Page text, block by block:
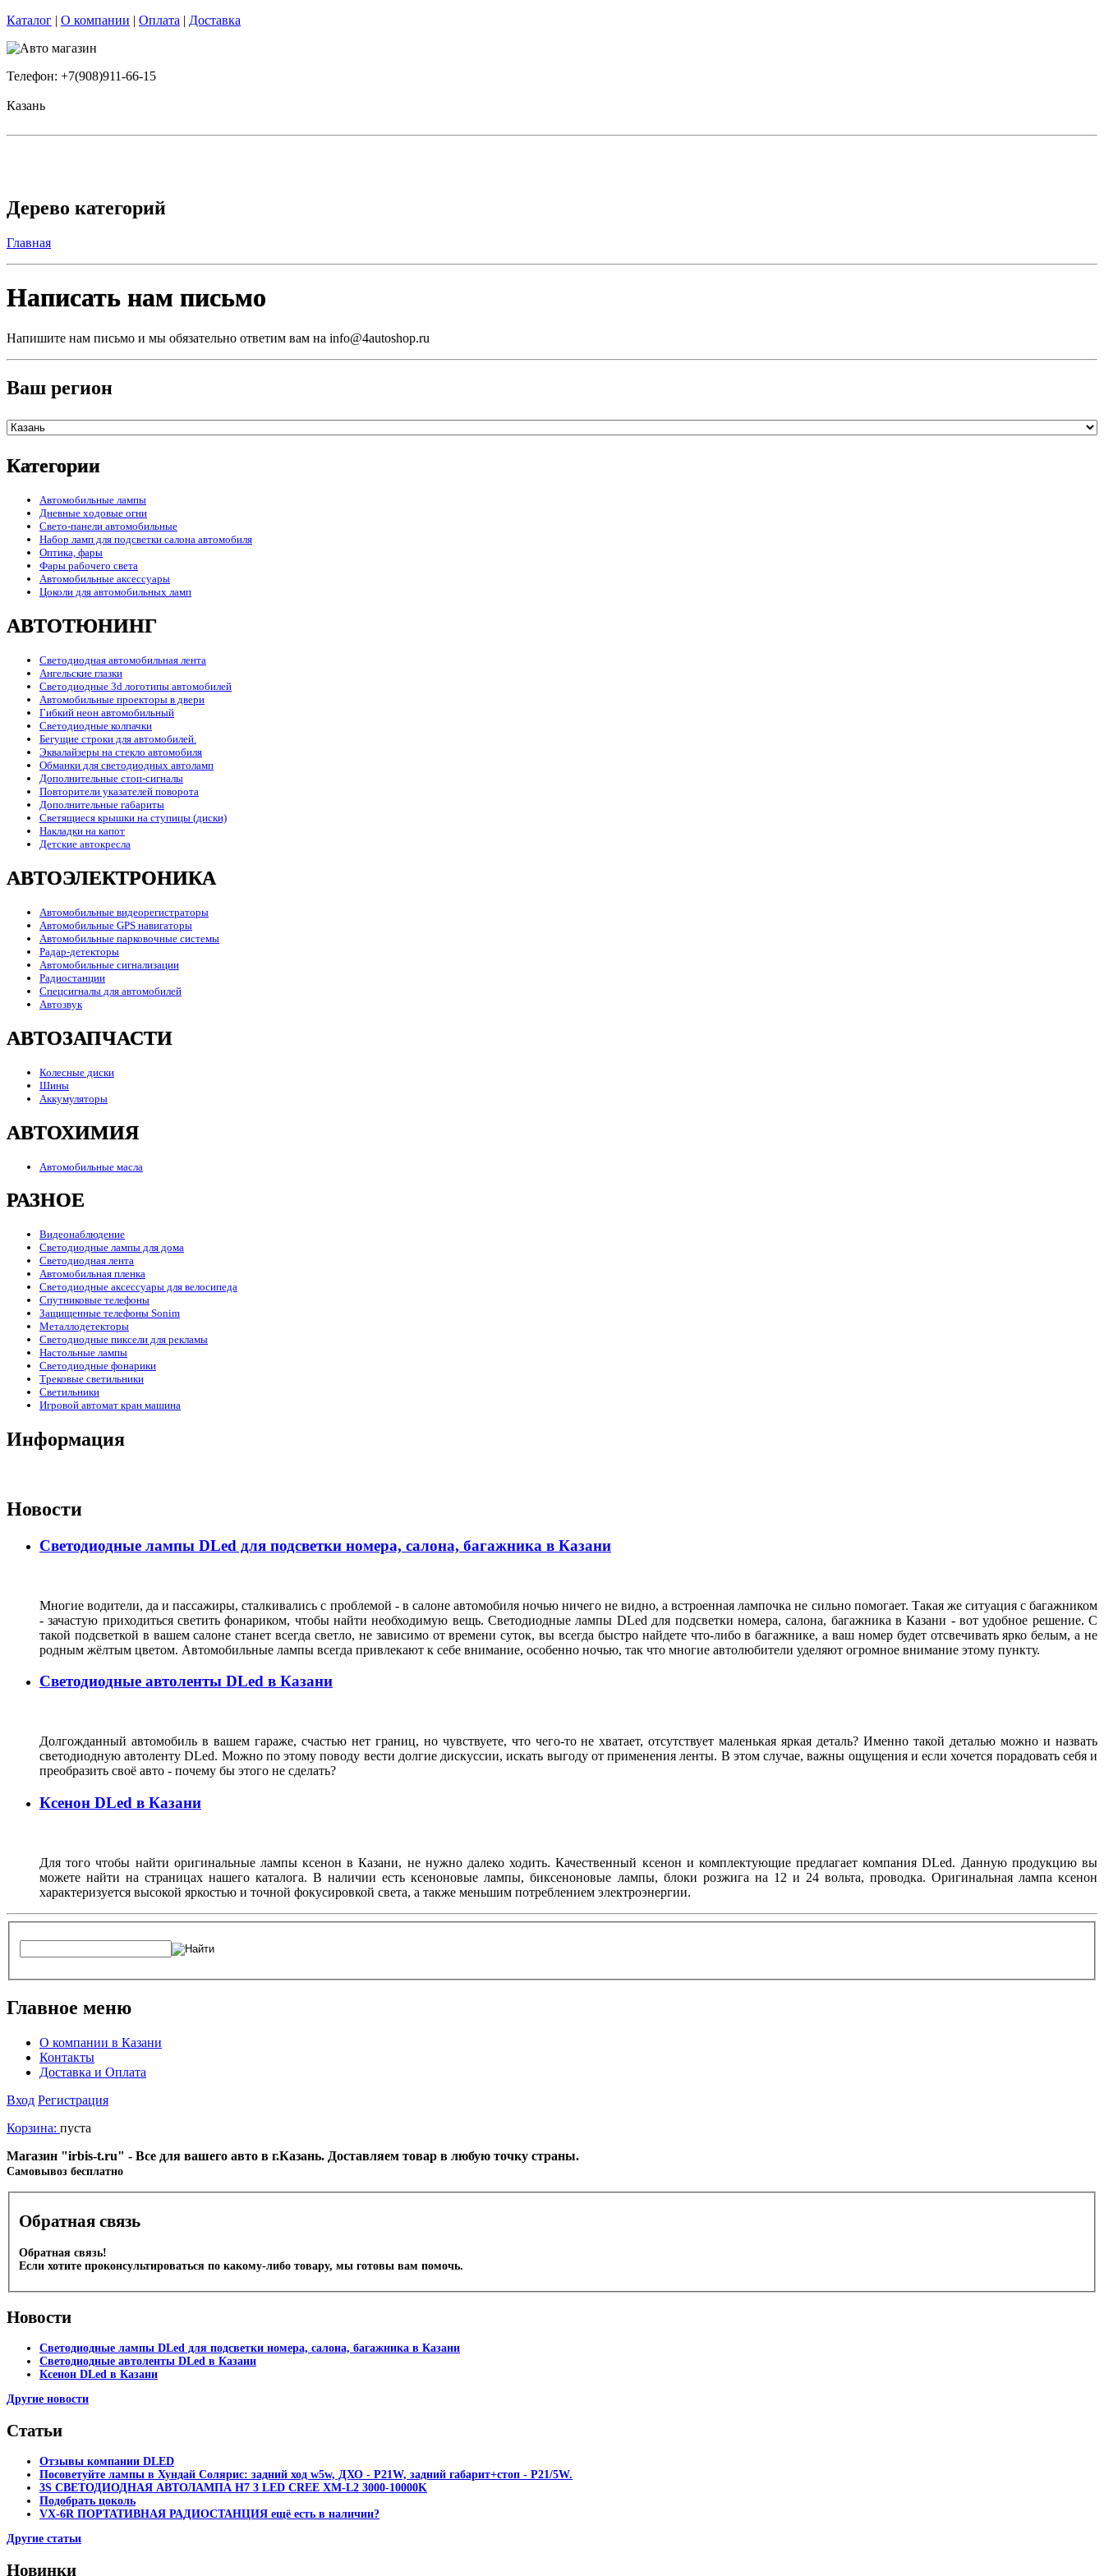
Каталог | О компании | Оплата | Доставка
Телефон: +7(908)911-66-15
Казань
Дерево категорий
Главная
Написать нам письмо
Напишите нам письмо и мы обязательно ответим вам на info@4autoshop.ru
Ваш регион
Категории
Автомобильные лампы
Дневные ходовые огни
Свето-панели автомобильные
Набор ламп для подсветки салона автомобиля
Оптика, фары
Фары рабочего света
Автомобильные аксессуары
Цоколи для автомобильных ламп
АВТОТЮНИНГ
Светодиодная автомобильная лента
Ангельские глазки
Светодиодные 3d логотипы автомобилей
Автомобильные проекторы в двери
Гибкий неон автомобильный
Светодиодные колпачки
Бегущие строки для автомобилей.
Эквалайзеры на стекло автомобиля
Обманки для светодиодных автоламп
Дополнительные стоп-сигналы
Повторители указателей поворота
Дополнительные габариты
Светящиеся крышки на ступицы (диски)
Накладки на капот
Детские автокресла
АВТОЭЛЕКТРОНИКА
Автомобильные видеорегистраторы
Автомобильные GPS навигаторы
Автомобильные парковочные системы
Радар-детекторы
Автомобильные сигнализации
Радиостанции
Спецсигналы для автомобилей
Автозвук
АВТОЗАПЧАСТИ
Колесные диски
Шины
Аккумуляторы
АВТОХИМИЯ
Автомобильные масла
РАЗНОЕ
Видеонаблюдение
Светодиодные лампы для дома
Светодиодная лента
Автомобильная пленка
Светодиодные аксессуары для велосипеда
Спутниковые телефоны
Защищенные телефоны Sonim
Металлодетекторы
Светодиодные пиксели для рекламы
Настольные лампы
Светодиодные фонарики
Трековые светильники
Светильники
Игровой автомат кран машина
Информация
Новости
Светодиодные лампы DLed для подсветки номера, салона, багажника в Казани
Многие водители, да и пассажиры, сталкивались с проблемой - в салоне автомобиля ночью ничего не видно, а встроенная лампочка не сильно помогает. Такая же ситуация с багажником
- зачастую приходиться светить фонариком, чтобы найти необходимую вещь. Светодиодные лампы DLed для подсветки номера, салона, багажника в Казани - вот удобное решение. С
такой подсветкой в вашем салоне станет всегда светло, не зависимо от времени суток, вы всегда быстро найдете что-либо в багажнике, а ваш номер будет отсвечивать ярко белым, а не
родным жёлтым цветом. Автомобильные лампы всегда привлекают к себе внимание, особенно ночью, так что многие автолюбители уделяют огромное внимание этому пункту.
Светодиодные автоленты DLed в Казани
Долгожданный автомобиль в вашем гараже, счастью нет границ, но чувствуете, что чего-то не хватает, отсутствует маленькая яркая деталь? Именно такой деталью можно и назвать
светодиодную автоленту DLed. Можно по этому поводу вести долгие дискуссии, искать выгоду от применения ленты. В этом случае, важны ощущения и если хочется порадовать себя и
преобразить своё авто - почему бы этого не сделать?
Ксенон DLed в Казани
Для того чтобы найти оригинальные лампы ксенон в Казани, не нужно далеко ходить. Качественный ксенон и комплектующие предлагает компания DLed. Данную продукцию вы
можете найти на страницах нашего каталога. В наличии есть ксеноновые лампы, биксеноновые лампы, блоки розжига на 12 и 24 вольта, проводка. Оригинальная лампа ксенон
характеризуется высокой яркостью и точной фокусировкой света, а также меньшим потреблением электроэнергии.
Главное меню
О компании в Казани
Контакты
Доставка и Оплата
Вход Регистрация
Корзина: пуста
Магазин "irbis-t.ru" - Все для вашего авто в г.Казань. Доставляем товар в любую точку страны.
Cамовывоз бесплатно
Обратная связь
Обратная связь!
Если хотите проконсультироваться по какому-либо товару, мы готовы вам помочь.
Новости
Светодиодные лампы DLed для подсветки номера, салона, багажника в Казани
Светодиодные автоленты DLed в Казани
Ксенон DLed в Казани
Другие новости
Статьи
Отзывы компании DLED
Посоветуйте лампы в Хундай Солярис: задний ход w5w, ДХО - P21W, задний габарит+стоп - P21/5W.
3S СВЕТОДИОДНАЯ АВТОЛАМПА H7 3 LED CREE XM-L2 3000-10000K
Подобрать цоколь
VX-6R ПОРТАТИВНАЯ РАДИОСТАНЦИЯ ещё есть в наличии?
Другие статьи
Новинки